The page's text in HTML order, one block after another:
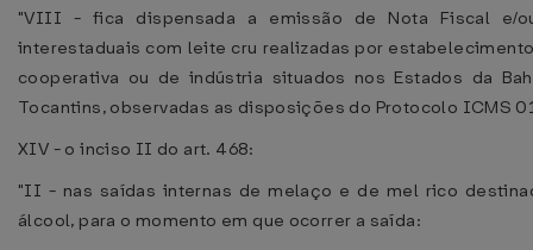
"VIII - fica dispensada a emissão de Nota Fiscal e/
interestaduais com leite cru realizadas por
cooperativa ou de indústria situados nos Estados da
Tocantins, observadas as disposições do Protocolo ICMS
XIV - o inciso II do art. 468:
"II - nas saídas internas de melaço e de mel rico
álcool, para o momento em que ocorrer a saída: